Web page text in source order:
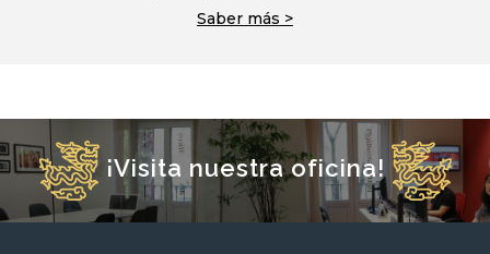
Saber más >
¡Visita nuestra oficina!